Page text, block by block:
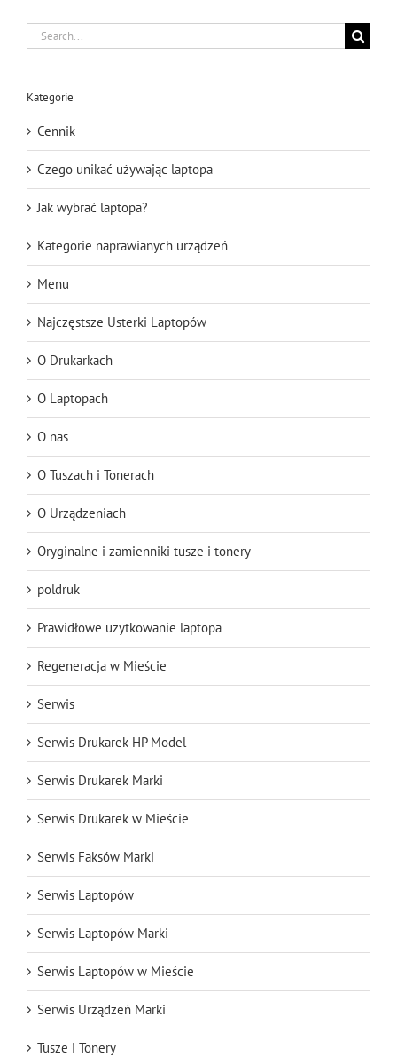
Search
for:
Kategorie
Cennik
Czego unikać używając laptopa
Jak wybrać laptopa?
Kategorie naprawianych urządzeń
Menu
Najczęstsze Usterki Laptopów
O Drukarkach
O Laptopach
O nas
O Tuszach i Tonerach
O Urządzeniach
Oryginalne i zamienniki tusze i tonery
poldruk
Prawidłowe użytkowanie laptopa
Regeneracja w Mieście
Serwis
Serwis Drukarek HP Model
Serwis Drukarek Marki
Serwis Drukarek w Mieście
Serwis Faksów Marki
Serwis Laptopów
Serwis Laptopów Marki
Serwis Laptopów w Mieście
Serwis Urządzeń Marki
Tusze i Tonery